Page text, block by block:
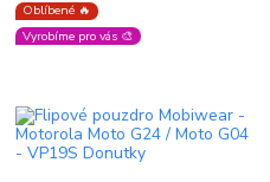
Oblíbené 🔥
Vyrobíme pro vás 🎨